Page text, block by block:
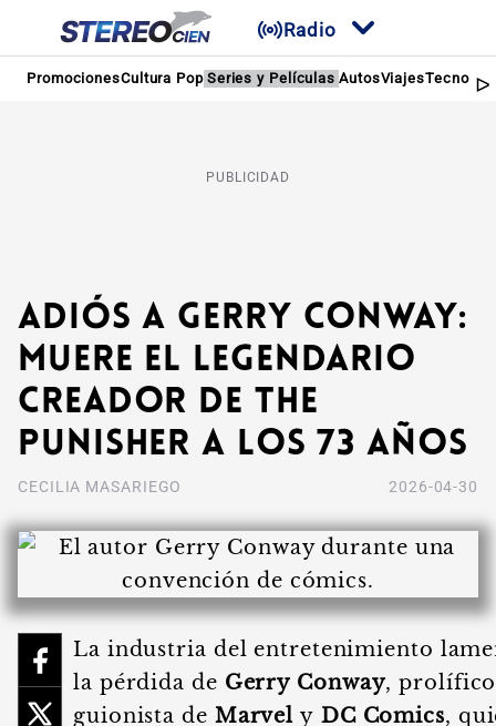
Radio
PromocionesCultura Pop Series y Películas AutosViajes
PUBLICIDAD
Adiós a Gerry Conway:
Muere el legendario
creador de The
Punisher a los 73 años
CECILIA MASARIEGO 2026-04-30
La industria del entretenimiento
la pérdida de Gerry Conway, prolífico
guionista de Marvel y DC Comics,